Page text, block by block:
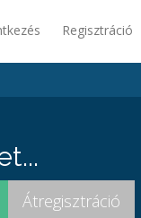
Regisztráció